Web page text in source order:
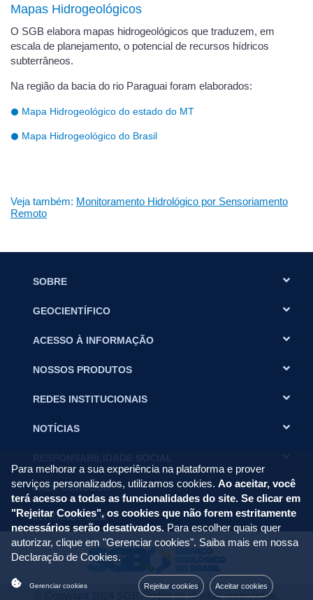
Mapas Hidrogeológicos
O SGB elabora mapas hidrogeológicos que traduzem, em
escala de planejamento, o potencial de recursos hídricos
subterrâneos.
Na região da bacia do rio Paraguai foram elaborados:
Mapa Hidrogeológico do estado do MT
Mapa Hidrogeológico do Brasil
Veja também: Monitoramento Hidrológico por Sensoriamento
Remoto
SOBRE
GEOCIENTÍFICO
ACESSO À INFORMAÇÃO
NOSSOS PRODUTOS
REDES INSTITUCIONAIS
NOTÍCIAS
FALE CONOSCO
INTRANET SGB
© Copyright 2024 SGB. Todos os direitos reservados.
Para melhorar a sua experiência na plataforma e prover
serviços personalizados, utilizamos cookies. Ao aceitar, você
terá acesso a todas as funcionalidades do site. Se clicar em
"Rejeitar Cookies", os cookies que não forem estritamente
necessários serão desativados. Para escolher quais quer
autorizar, clique em "Gerenciar cookies". Saiba mais em nossa
Declaração de Cookies.
Gerenciar cookies Rejeitar cookies Aceitar cookies